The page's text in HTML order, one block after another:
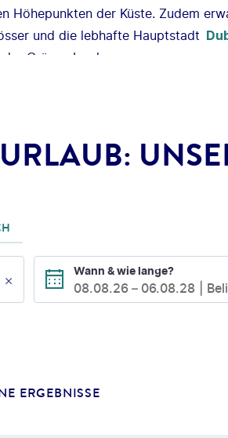
Höhepunkten der Küste. Zudem
und die lebhafte Hauptstadt
Grünen Insel.
Wann & wie lange?
08.08.26– 06.08.28
ERGEBNISSE